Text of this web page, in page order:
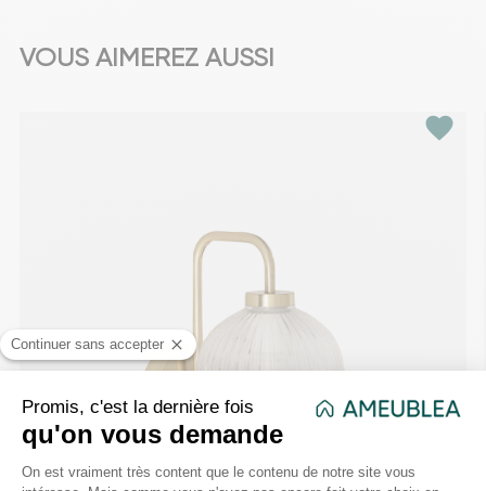
VOUS AIMEREZ AUSSI
favorite